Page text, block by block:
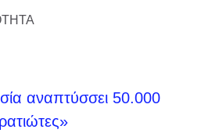
αναπτύσσει 50.000